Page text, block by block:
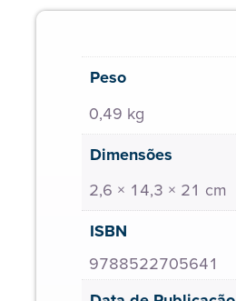
Peso
0,49 kg
Dimensões
2,6 × 14,3 × 21 cm
ISBN
9788522705641